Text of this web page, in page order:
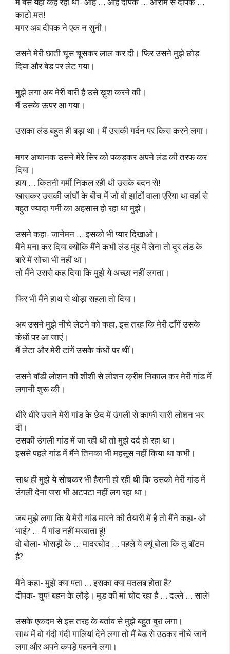
काटो मत!
मगर अब दीपक ने एक न सुनी।
उसने मेरी छाती चूस चूसकर लाल कर दी। फिर उसने मुझे छोड़
दिया और बेड पर लेट गया।
मुझे लगा अब मेरी बारी है उसे ख़ुश करने की।
मैं उसके ऊपर आ गया।
उसका लंड बहुत ही बड़ा था। मैं उसकी गर्दन पर किस करने लगा।
मगर अचानक उसने मेरे सिर को पकड़कर अपने लंड की तरफ कर
दिया।
हाय … कितनी गर्मी निकल रही थी उसके बदन से!
खासकर उसकी जांघों के बीच में जो वो झांटों वाला एरिया था वहां से
बहुत ज्यादा गर्मी का अहसास हो रहा था मुझे।
उसने कहा- जानेमन … इसको भी प्यार दिखाओ।
मैंने मना कर दिया क्योंकि मैंने कभी लंड मुंह में लेना तो दूर लंड के
बारे में सोचा भी नहीं था।
तो मैंने उससे कह दिया कि मुझे ये अच्छा नहीं लगता।
फिर भी मैंने हाथ से थोड़ा सहला तो दिया।
अब उसने मुझे नीचे लेटने को कहा, इस तरह कि मेरी टाँगें उसके
कंधों पर आ जाएं।
मैं लेटा और मेरी टांगें उसके कंधों पर थीं।
उसने बॉडी लोशन की शीशी से लोशन क्रीम निकाल कर मेरी गांड में
लगानी शुरू की।
धीरे धीरे उसने मेरी गांड के छेद में उंगली से काफी सारी लोशन भर
दी।
उसकी उंगली गांड में जा रही थी तो मुझे दर्द हो रहा था।
इससे पहले गांड में मैंने तिनका भी महसूस नहीं किया था कभी।
साथ ही मुझे ये सोचकर भी हैरानी हो रही थी कि उसको मेरी गांड में
उंगली देना जरा भी अटपटा नहीं लग रहा था।
जब मुझे लगा कि ये मेरी गांड मारने की तैयारी में है तो मैंने कहा- ओ
भाई? … मैं गांड नहीं मरवाता हूं!
वो बोला- भोसड़ी के … मादरचोद … पहले ये क्यूं बोला कि तू बॉटम
है?
मैंने कहा- मुझे क्या पता … इसका क्या मतलब होता है?
दीपक- चुप! बहन के लौड़े। मूड की मां चोद रहा है … दल्ले … साले!
उसके एकदम से इस तरह के बर्ताव से मुझे बहुत बुरा लगा।
साथ में वो गंदी गंदी गालियां देने लगा तो मैं बेड से उठकर नीचे जाने
लगा और अपने कपड़े पहनने लगा।